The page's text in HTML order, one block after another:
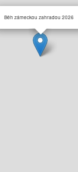
Běh zámeckou zahradou 2026